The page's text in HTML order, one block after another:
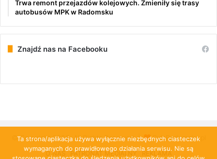
Trwa remont przejazdów kolejowych. Zmieniły się trasy
autobusów MPK w Radomsku
Znajdź nas na Facebooku
© Copyright 2026, All Rights Reserved | PulsRadomska.pl
O NAS PATRONAT MEDIALNY REKLAMA
Ta strona/aplikacja używa wyłącznie niezbędnych ciasteczek
wymaganych do prawidłowego działania serwisu. Nie są